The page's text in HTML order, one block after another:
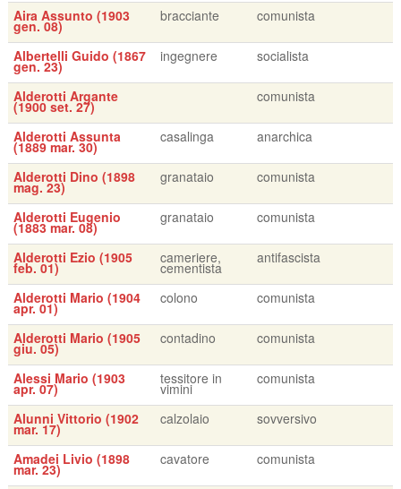
Aira Assunto (1903
gen. 08)
bracciante comunista
Albertelli Guido (1867
gen. 23)
ingegnere socialista
Alderotti Argante
(1900 set. 27)
comunista
Alderotti Assunta
(1889 mar. 30)
casalinga anarchica
Alderotti Dino (1898
mag. 23)
granataio comunista
Alderotti Eugenio
(1883 mar. 08)
granataio comunista
Alderotti Ezio (1905
feb. 01)
cameriere,
cementista
antifascista
Alderotti Mario (1904
apr. 01)
colono comunista
Alderotti Mario (1905
giu. 05)
contadino comunista
Alessi Mario (1903
apr. 07)
tessitore in
vimini
comunista
Alunni Vittorio (1902
mar. 17)
calzolaio sovversivo
Amadei Livio (1898
mar. 23)
cavatore comunista